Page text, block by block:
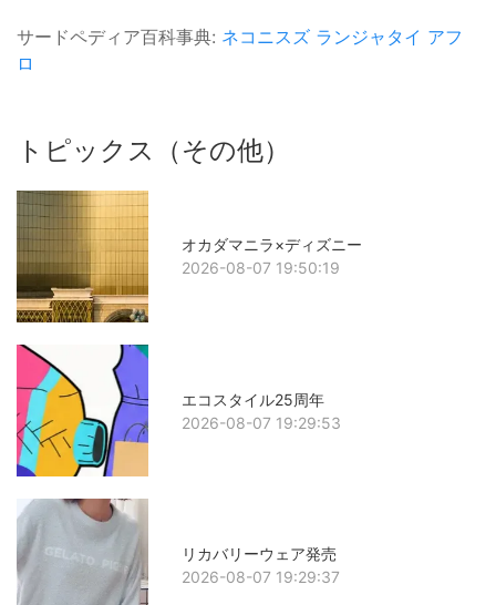
サードペディア百科事典: ネコニスズ ランジャタイ アフ
ロ
トピックス（その他）
オカダマニラ×ディズニー
2026-08-07 19:50:19
エコスタイル25周年
2026-08-07 19:29:53
リカバリーウェア発売
2026-08-07 19:29:37